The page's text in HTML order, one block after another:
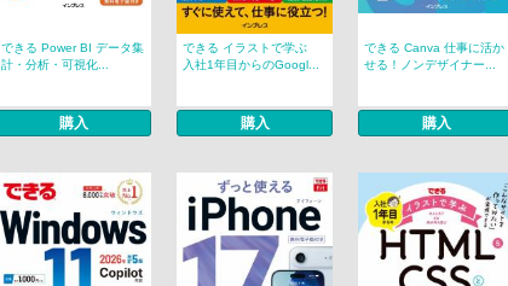
できる Power BI データ集
計・分析・可視化...
購入
できる イラストで学ぶ
入社1年目からのGoogl...
購入
できる Canva 仕事に活か
せる！ノンデザイナー...
購入